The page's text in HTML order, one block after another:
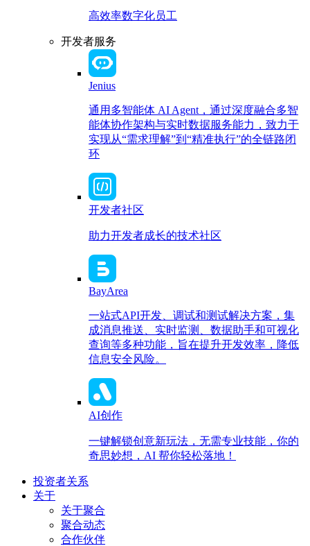
高效率数字化员工
开发者服务
Jenius
通用多智能体 AI Agent，通过深度融合多智
能体协作架构与实时数据服务能力，致力于
实现从“需求理解”到“精准执行”的全链路闭
环
开发者社区
助力开发者成长的技术社区
BayArea
一站式API开发、调试和测试解决方案，集
成消息推送、实时监测、数据助手和可视化
查询等多种功能，旨在提升开发效率，降低
信息安全风险。
AI创作
一键解锁创意新玩法，无需专业技能，你的
奇思妙想，AI 帮你轻松落地！
投资者关系
关于
关于聚合
聚合动态
合作伙伴